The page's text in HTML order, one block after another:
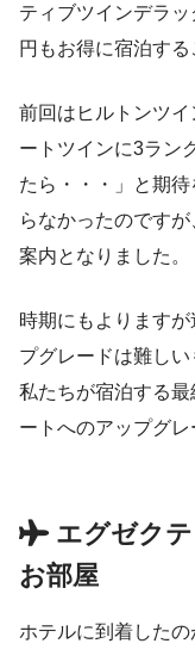
ティブツインデラ
円もお得に宿泊する
前回はヒルトンツ
ートツインに3ラン
たら・・・」と期
らなかったのです
案内となりました。
時期にもよります
プグレードは難しい
私たちが宿泊する
ートへのアップグレ
エグゼク
お部屋
ホテルに到着した